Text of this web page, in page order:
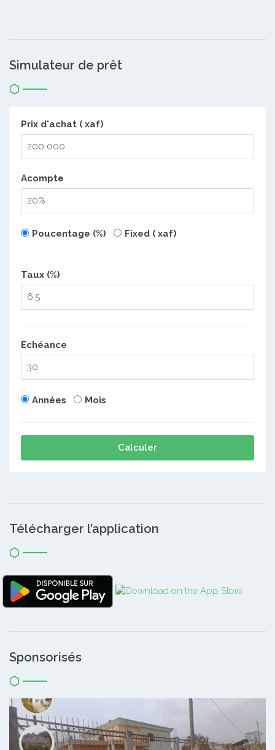
Simulateur de prêt
Prix d'achat ( xaf)
Acompte
Poucentage (%) Fixed ( xaf)
Taux (%)
Echéance
Années Mois
Calculer
Télécharger l’application
Sponsorisés